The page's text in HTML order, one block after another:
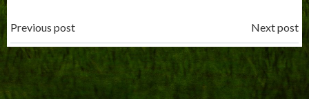
Post
navigation
Previous post
navigation
Next post